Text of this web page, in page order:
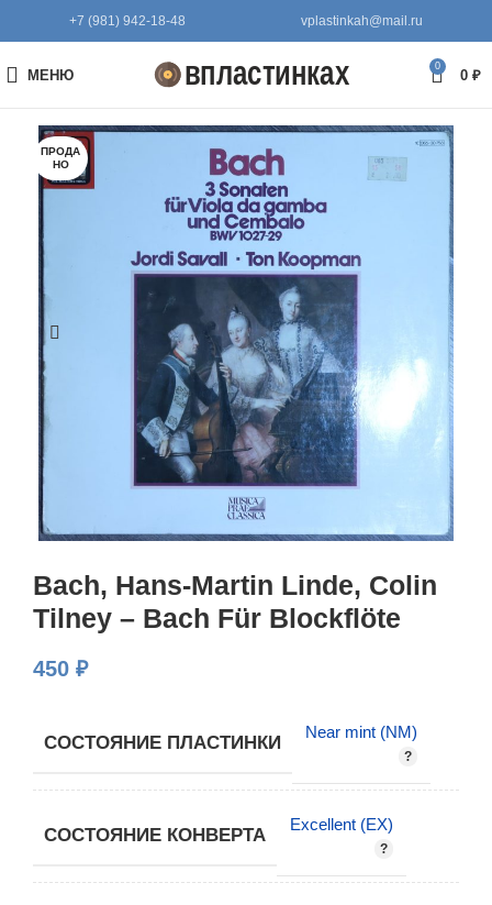
+7 (981) 942-18-48 vplastinkah@mail.ru
МЕНЮ
0
0 ₽
ПРОДА
НО
Bach, Hans-Martin Linde, Colin
Tilney – Bach Für Blockflöte
450 ₽
СОСТОЯНИЕ ПЛАСТИНКИ
Near mint (NM)
СОСТОЯНИЕ КОНВЕРТА
Excellent (EX)